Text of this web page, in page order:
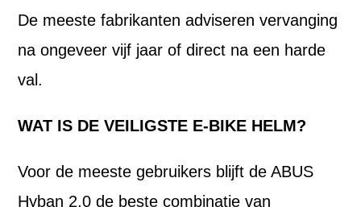
De meeste fabrikanten adviseren vervanging
na ongeveer vijf jaar of direct na een harde
val.
WAT IS DE VEILIGSTE E-BIKE HELM?
Voor de meeste gebruikers blijft de ABUS
Hyban 2.0 de beste combinatie van